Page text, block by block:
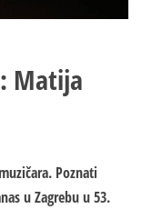
Matija
Poznati
u Zagrebu u 53.